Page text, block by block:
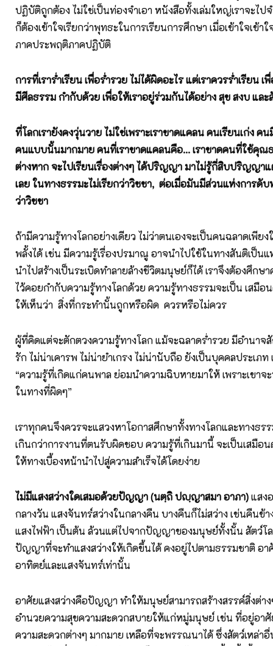
ปฏิบัติถูกต้อง ไม่ใช่เป็นท่องจำเอา หนังสือทั้งเล่มใหญ่เราจะไปจ
ก็ต้องเข้าใจเรียกว่าพุทธะในการเรียนการศึกษา เมื่อเข้าใจเข้าใ
ภาคประพฤติภาคปฏิบัติ
การที่เราร่ำเรียน เพื่อร่ำรวย ไม่ได้ผิดอะไร แต่เราควรร่ำเรียน เ
มีศีลธรรม กำกับด้วย เพื่อให้เราอยู่ร่วมกันได้อย่าง สุข สงบ และ
ที่โลกเรายังคงวุ่นวาย ไม่ใช่เพราะเราขาดแคลน คนเรียนเก่ง คน
คนแบบนั้นมากมาย คนที่เราขาดแคลนคือ... เราขาดคนที่ใช้คุณ
ต่างหาก จะไปเรียนเรื่องต่างๆ ได้ปริญญา มาไม่รู้กี่สิบปริญญา
เลย ในทางธรรมะไม่เรียกว่าวิชชา, ต่อเมื่อมันมีส่วนแห่งการดับ
ว่าวิชชา
ถ้ามีความรู้ทางโลกอย่างเดียว ไม่ว่าตนเองจะเป็นคนฉลาดเพีย
พลั้งได้ เช่น มีความรู้เรื่องปรมาณู อาจนำไปใช้ในทางสันติเป็น
นำไปสร้างเป็นระเบิดทำลายล้างชีวิตมนุษย์ก็ได้ เราจึงต้องศึกษ
ไว้คอยกำกับความรู้ทางโลกด้วย ความรู้ทางธรรมจะเป็น เสมือ
ให้เห็นว่า สิ่งที่กระทำนั้นถูกหรือผิด ควรหรือไม่ควร
ผู้ที่คิดแต่จะตักตวงความรู้ทางโลก แม้จะฉลาดร่ำรวย มีอำนาจ
รัก ไม่น่าเคารพ ไม่น่ายำเกรง ไม่น่านับถือ ยังเป็นบุคคลประเภ
“ความรู้ที่เกิดแก่คนพาล ย่อมนำความฉิบหายมาให้ เพราะเขาจ
ในทางที่ผิดๆ”
เราทุกคนจึงควรจะแสวงหาโอกาสศึกษาทั้งทางโลกและทางธร
เกินกว่าการงานที่ตนรับผิดชอบ ความรู้ที่เกินมานี้ จะเป็นเสมือ
ให้ทางเบื้องหน้านำไปสู่ความสำเร็จได้โดยง่าย
ไม่มีแสงสว่างใดเสมอด้วยปัญญา (นตฺถิ ปญฺญาสมา อาภา)แสง
กลางวัน แสงจันทร์สว่างในกลางคืน บางคืนก็ไม่สว่าง เช่นคืนข้า
แสงไฟฟ้า เป็นต้น ล้วนแต่ไปจากปัญญาของมนุษย์ทั้งนั้น สัตว์โ
ปัญญาที่จะทำแสงสว่างให้เกิดขึ้นได้ คงอยู่ไปตามธรรมชาติ อา
อาทิตย์และแสงจันทร์เท่านั้น
อาศัยแสงสว่างคือปัญญา ทำให้มนุษย์สามารถสร้างสรรค์สิ่งต่า
อำนวยความสุขความสะดวกสบายให้แก่หมู่มนุษย์ เช่น ที่อยู่อาศั
ความสะดวกต่างๆ มากมาย เหลือที่จะพรรณนาได้ ซึ่งสัตว์เหล่า